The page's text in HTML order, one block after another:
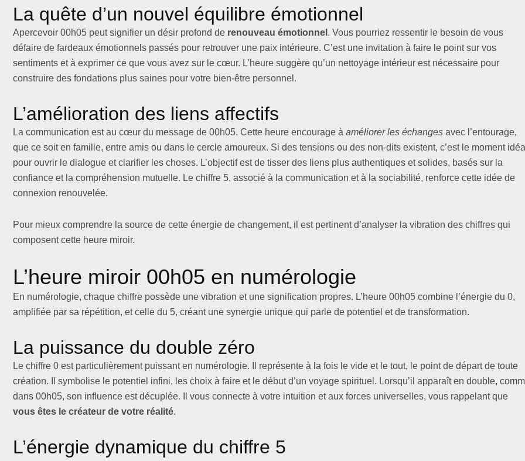
La quête d’un nouvel équilibre émotionnel
Apercevoir 00h05 peut signifier un désir profond de renouveau émotionnel . Vous pourriez ressentir le besoin de vous
défaire de fardeaux émotionnels passés pour retrouver une paix intérieure. C’est une invitation à faire le point sur vos
sentiments et à exprimer ce que vous avez sur le cœur. L’heure suggère qu’un nettoyage intérieur est nécessaire pour
construire des fondations plus saines pour votre bien-être personnel.
L’amélioration des liens affectifs
La communication est au cœur du message de 00h05. Cette heure encourage à améliorer les échanges avec l’entourage,
que ce soit en famille, entre amis ou dans le cercle amoureux. Si des tensions ou des non-dits existent, c’est le moment
pour ouvrir le dialogue et clarifier les choses. L’objectif est de tisser des liens plus authentiques et solides, basés sur la
confiance et la compréhension mutuelle. Le chiffre 5, associé à la communication et à la sociabilité, renforce cette idée de
connexion renouvelée.
Pour mieux comprendre la source de cette énergie de changement, il est pertinent d’analyser la vibration des chiffres qui
composent cette heure miroir.
L’heure miroir 00h05 en numérologie
En numérologie, chaque chiffre possède une vibration et une signification propres. L’heure 00h05 combine l’énergie du 0,
amplifiée par sa répétition, et celle du 5, créant une synergie unique qui parle de potentiel et de transformation.
La puissance du double zéro
Le chiffre 0 est particulièrement puissant en numérologie. Il représente à la fois le vide et le tout, le point de départ de toute
création. Il symbolise le potentiel infini, les choix à faire et le début d’un voyage spirituel. Lorsqu’il apparaît en double,
dans 00h05, son influence est décuplée. Il vous connecte à votre intuition et aux forces universelles, vous rappelant que
vous êtes le créateur de votre réalité.
L’énergie dynamique du chiffre 5